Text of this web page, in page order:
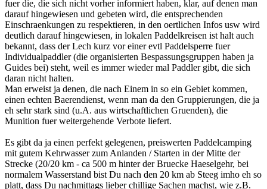
fuer die, die sich nicht vorher informiert haben, klar, auf denen man
darauf hingewiesen und gebeten wird, die entsprechenden
Einschraenkungen zu respektieren, in den oertlichen Infos usw wird
deutlich darauf hingewiesen, in lokalen Paddelkreisen ist halt auch
bekannt, dass der Lech kurz vor einer evtl Paddelsperre fuer
Individualpaddler (die organisierten Bespassungsgruppen haben ja
Guides bei) steht, weil es immer wieder mal Paddler gibt, die sich
daran nicht halten.
Man erweist ja denen, die nach Einem in so ein Gebiet kommen,
einen echten Baerendienst, wenn man da den Gruppierungen, die ja
eh sehr stark sind (u.A. aus wirtschaftlichen Gruenden), die
Munition fuer weitergehende Verbote liefert.
Es gibt da ja einen perfekt gelegenen, preiswerten Paddelcamping
mit gutem Kehrwasser zum Anlanden / Starten in der Mitte der
Strecke (20/20 km - ca 500 m hinter der Bruecke Haeselgehr, bei
normalem Wasserstand bist Du nach den 20 km ab Steeg imho eh so
platt, dass Du nachmittags lieber chillige Sachen machst, wie z.B.